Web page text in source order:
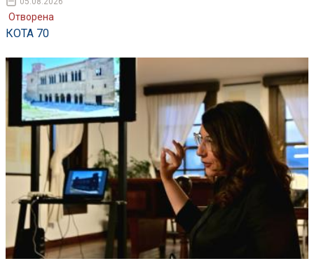
Отворена
КОТА 70